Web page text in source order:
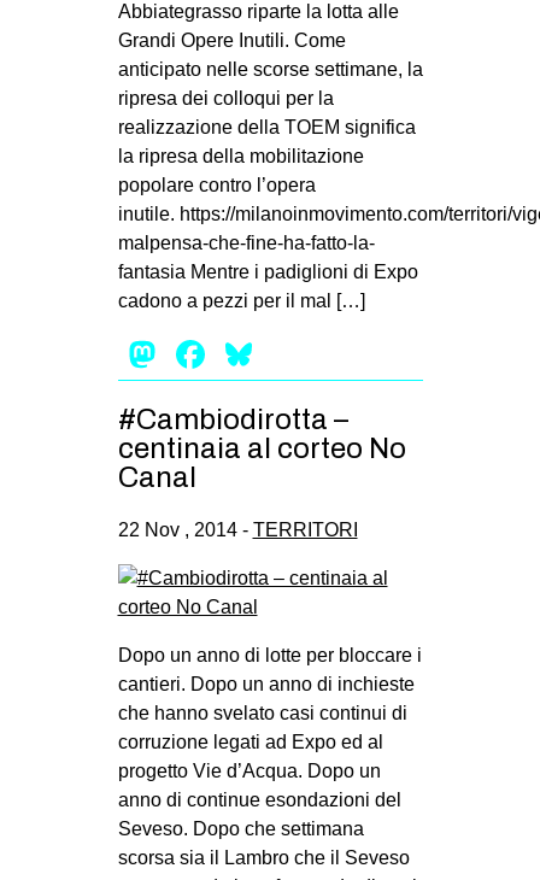
Abbiategrasso riparte la lotta alle
Grandi Opere Inutili. Come
anticipato nelle scorse settimane, la
ripresa dei colloqui per la
realizzazione della TOEM significa
la ripresa della mobilitazione
popolare contro l’opera
inutile. https://milanoinmovimento.com/territori/
malpensa-che-fine-ha-fatto-la-
fantasia Mentre i padiglioni di Expo
cadono a pezzi per il mal […]
Mastodon
Facebook
#Cambiodirotta –
centinaia al corteo No
Canal
22 Nov , 2014 - TERRITORI
Dopo un anno di lotte per bloccare i
cantieri. Dopo un anno di inchieste
che hanno svelato casi continui di
corruzione legati ad Expo ed al
progetto Vie d’Acqua. Dopo un
anno di continue esondazioni del
Seveso. Dopo che settimana
scorsa sia il Lambro che il Seveso